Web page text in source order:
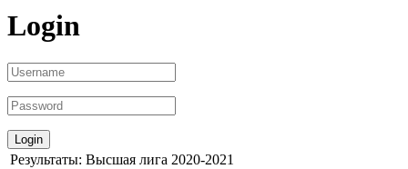
Login
Результаты: Высшая лига 2020-2021